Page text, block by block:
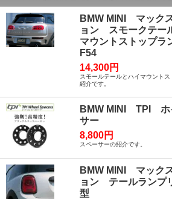
BMW MINI マック
ョン スモークテー
マウントストップ
F54
14,300円
スモールテールとハイマウント
紹介です。
BMW MINI TPI ホ
サー
8,800円
スペーサーの紹介です。
BMW MINI マック
ョン テールランプ
型